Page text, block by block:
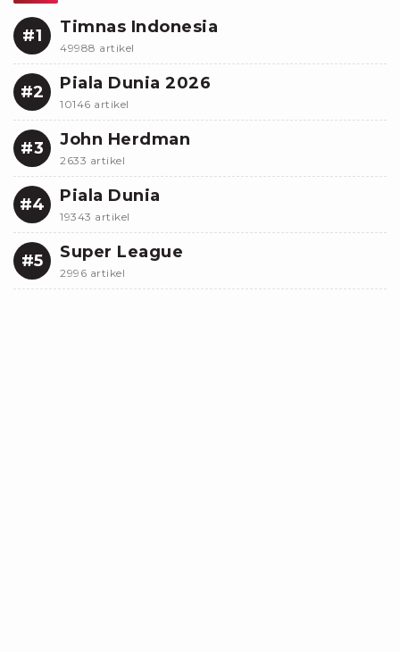
#1 Timnas Indonesia
49988 artikel
#2 Piala Dunia 2026
10146 artikel
#3 John Herdman
2633 artikel
#4 Piala Dunia
19343 artikel
#5 Super League
2996 artikel